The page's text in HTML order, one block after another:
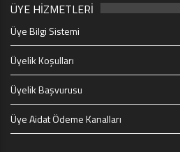
ÜYE HİZMETLERİ
Üye Bilgi Sistemi
Üyelik Koşulları
Üyelik Başvurusu
Üye Aidat Ödeme Kanalları